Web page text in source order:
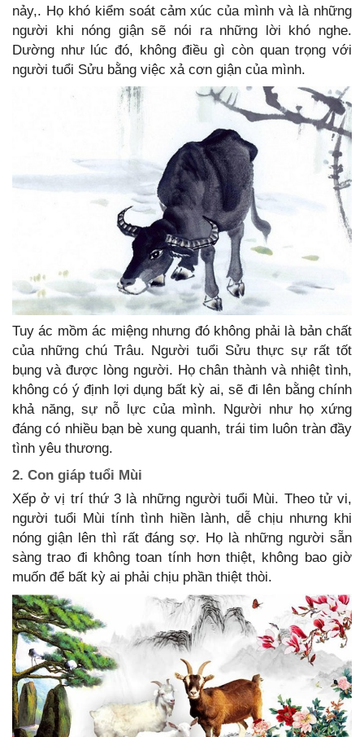
nảy,. Họ khó kiểm soát cảm xúc của mình và là những
người khi nóng giận sẽ nói ra những lời khó nghe.
Dường như lúc đó, không điều gì còn quan trọng với
người tuổi Sửu bằng việc xả cơn giận của mình.
Tuy ác mồm ác miệng nhưng đó không phải là bản chất
của những chú Trâu. Người tuổi Sửu thực sự rất tốt
bụng và được lòng người. Họ chân thành và nhiệt tình,
không có ý định lợi dụng bất kỳ ai, sẽ đi lên bằng chính
khả năng, sự nỗ lực của mình. Người như họ xứng
đáng có nhiều bạn bè xung quanh, trái tim luôn tràn đầy
tình yêu thương.
2. Con giáp tuổi Mùi
Xếp ở vị trí thứ 3 là những người tuổi Mùi. Theo tử vi,
người tuổi Mùi tính tình hiền lành, dễ chịu nhưng khi
nóng giận lên thì rất đáng sợ. Họ là những người sẵn
sàng trao đi không toan tính hơn thiệt, không bao giờ
muốn để bất kỳ ai phải chịu phần thiệt thòi.